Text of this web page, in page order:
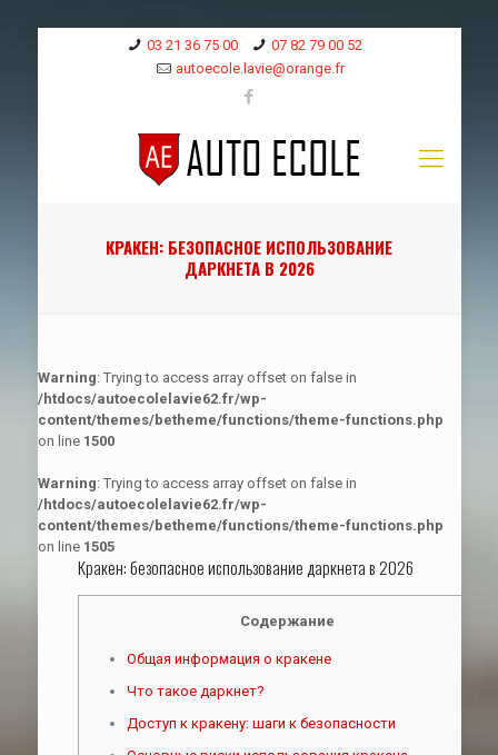
03 21 36 75 00
07 82 79 00 52
autoecole.lavie@orange.fr
КРАКЕН: БЕЗОПАСНОЕ ИСПОЛЬЗОВАНИЕ
ДАРКНЕТА В 2026
Warning: Trying to access array offset on false in
/htdocs/autoecolelavie62.fr/wp-
content/themes/betheme/functions/theme-functions.php
on line 1500
Warning: Trying to access array offset on false in
/htdocs/autoecolelavie62.fr/wp-
content/themes/betheme/functions/theme-functions.php
on line 1505
Кракен: безопасное использование даркнета в 2026
Содержание
Общая информация о кракене
Что такое даркнет?
Доступ к кракену: шаги к безопасности